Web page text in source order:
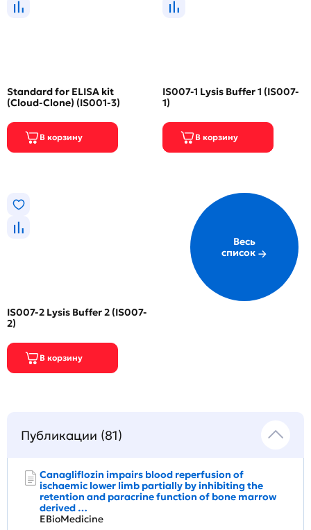
Standard for ELISA kit
(Cloud-Clone) (IS001-3)
IS007-1 Lysis Buffer 1 (IS007-
1)
IS007-2 Lysis Buffer 2 (IS007-
2)
Весь
список
Публикации (81)
Canagliflozin impairs blood reperfusion of
ischaemic lower limb partially by inhibiting the
retention and paracrine function of bone marrow
derived …
EBioMedicine